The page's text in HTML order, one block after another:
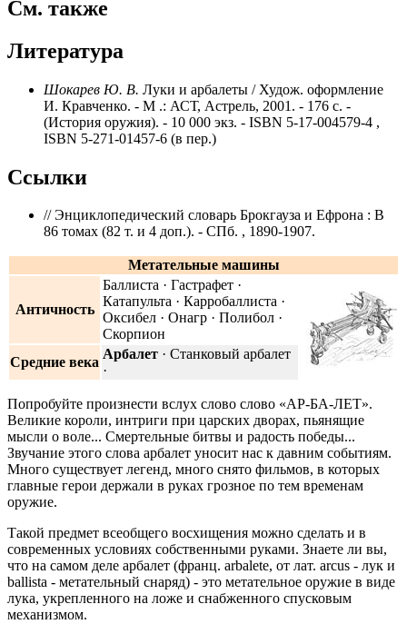
См. также
Литература
Шокарев Ю. В. Луки и арбалеты / Худож. оформление
И. Кравченко. - М .: АСТ, Астрель, 2001. - 176 с. -
(История оружия). - 10 000 экз. - ISBN 5-17-004579-4 ,
ISBN 5-271-01457-6 (в пер.)
Ссылки
// Энциклопедический словарь Брокгауза и Ефрона : В
86 томах (82 т. и 4 доп.). - СПб. , 1890-1907.
Метательные машины
Античность
Баллиста · Гастрафет ·
Катапульта · Карробаллиста ·
Оксибел · Онагр · Полибол ·
Скорпион
Средние века
Арбалет · Станковый арбалет
·
Попробуйте произнести вслух слово слово «АР-БА-ЛЕТ».
Великие короли, интриги при царских дворах, пьянящие
мысли о воле... Смертельные битвы и радость победы...
Звучание этого слова арбалет уносит нас к давним событиям.
Много существует легенд, много снято фильмов, в которых
главные герои держали в руках грозное по тем временам
оружие.
Такой предмет всеобщего восхищения можно сделать и в
современных условиях собственными руками. Знаете ли вы,
что на самом деле арбалет (франц. arbalete, от лат. arcus - лук и
ballista - метательный снаряд) - это метательное оружие в виде
лука, укрепленного на ложе и снабженного спусковым
механизмом.